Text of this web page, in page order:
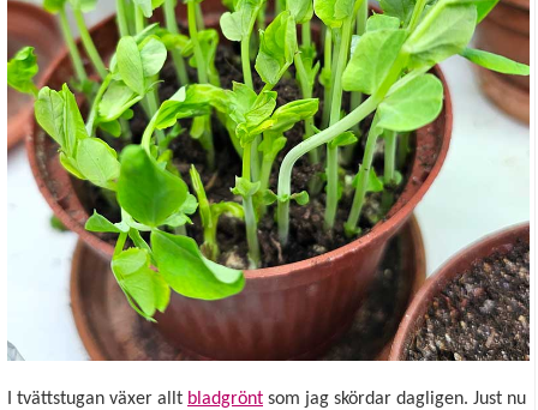
I tvättstugan växer allt bladgrönt som jag skördar dagligen. Just nu